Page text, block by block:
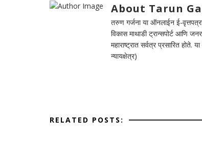
About Tarun
तरुण गर्जना या ऑनलाईन ई-
विकास माथाडी ट्रान्सपोर्ट आणि
महाराष्ट्रात सर्वत्र प्रसारित
न्यायक्षेत्र)
RELATED POSTS: